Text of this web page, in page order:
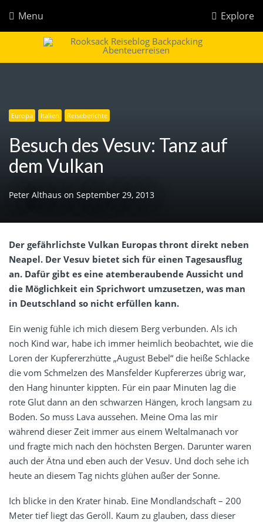
Explore
Menu
Rooksack
Europa Italien Reiseberichte
Besuch des Vesuv: Tanz auf
dem Vulkan
Peter Althaus on September 29, 2013
Der gefährlichste Vulkan Europas thront direkt neben
Neapel. Der Vesuv bietet sich für einen Tagesausflug
an. Dafür gibt es eine atemberaubende Aussicht und
die Möglichkeit ein Sprichwort umzusetzen, was man
in Deutschland so nicht erfüllen kann.
Ein wenig fühle ich mich diesem Berg verbunden. Als ich
noch Kind war, habe ich immer heimlich beobachtet, wie die
Loren der Kupfererzhütte „August Bebel“ die heiße Schlacke
die vom Schmelzen des Mansfelder Kupfererzes übrig war,
den Hang hinunter kippten. Für ein paar Minuten lag die
rote Glut dann an den schwarzen Hängen, kroch langsam zu
Boden. So muss Lava aussehen. Meine Oma las mir
während dieser Zeit immer aus einem Weltalmanach vor
und fragte mich nach den höchsten Bergen. Darunter waren
auch der Ätna und eben auch der Vesuv. Und doch sehe ich
heute an diesem Tag nichts glühen außer der Sonne.
Ich blicke in den Krater hinab. Eine Mondlandschaft – 200
Meter tief liegt das Geröll. Kaum zu glauben, dass dieser